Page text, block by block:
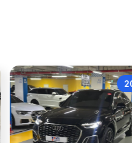
Audi Q5